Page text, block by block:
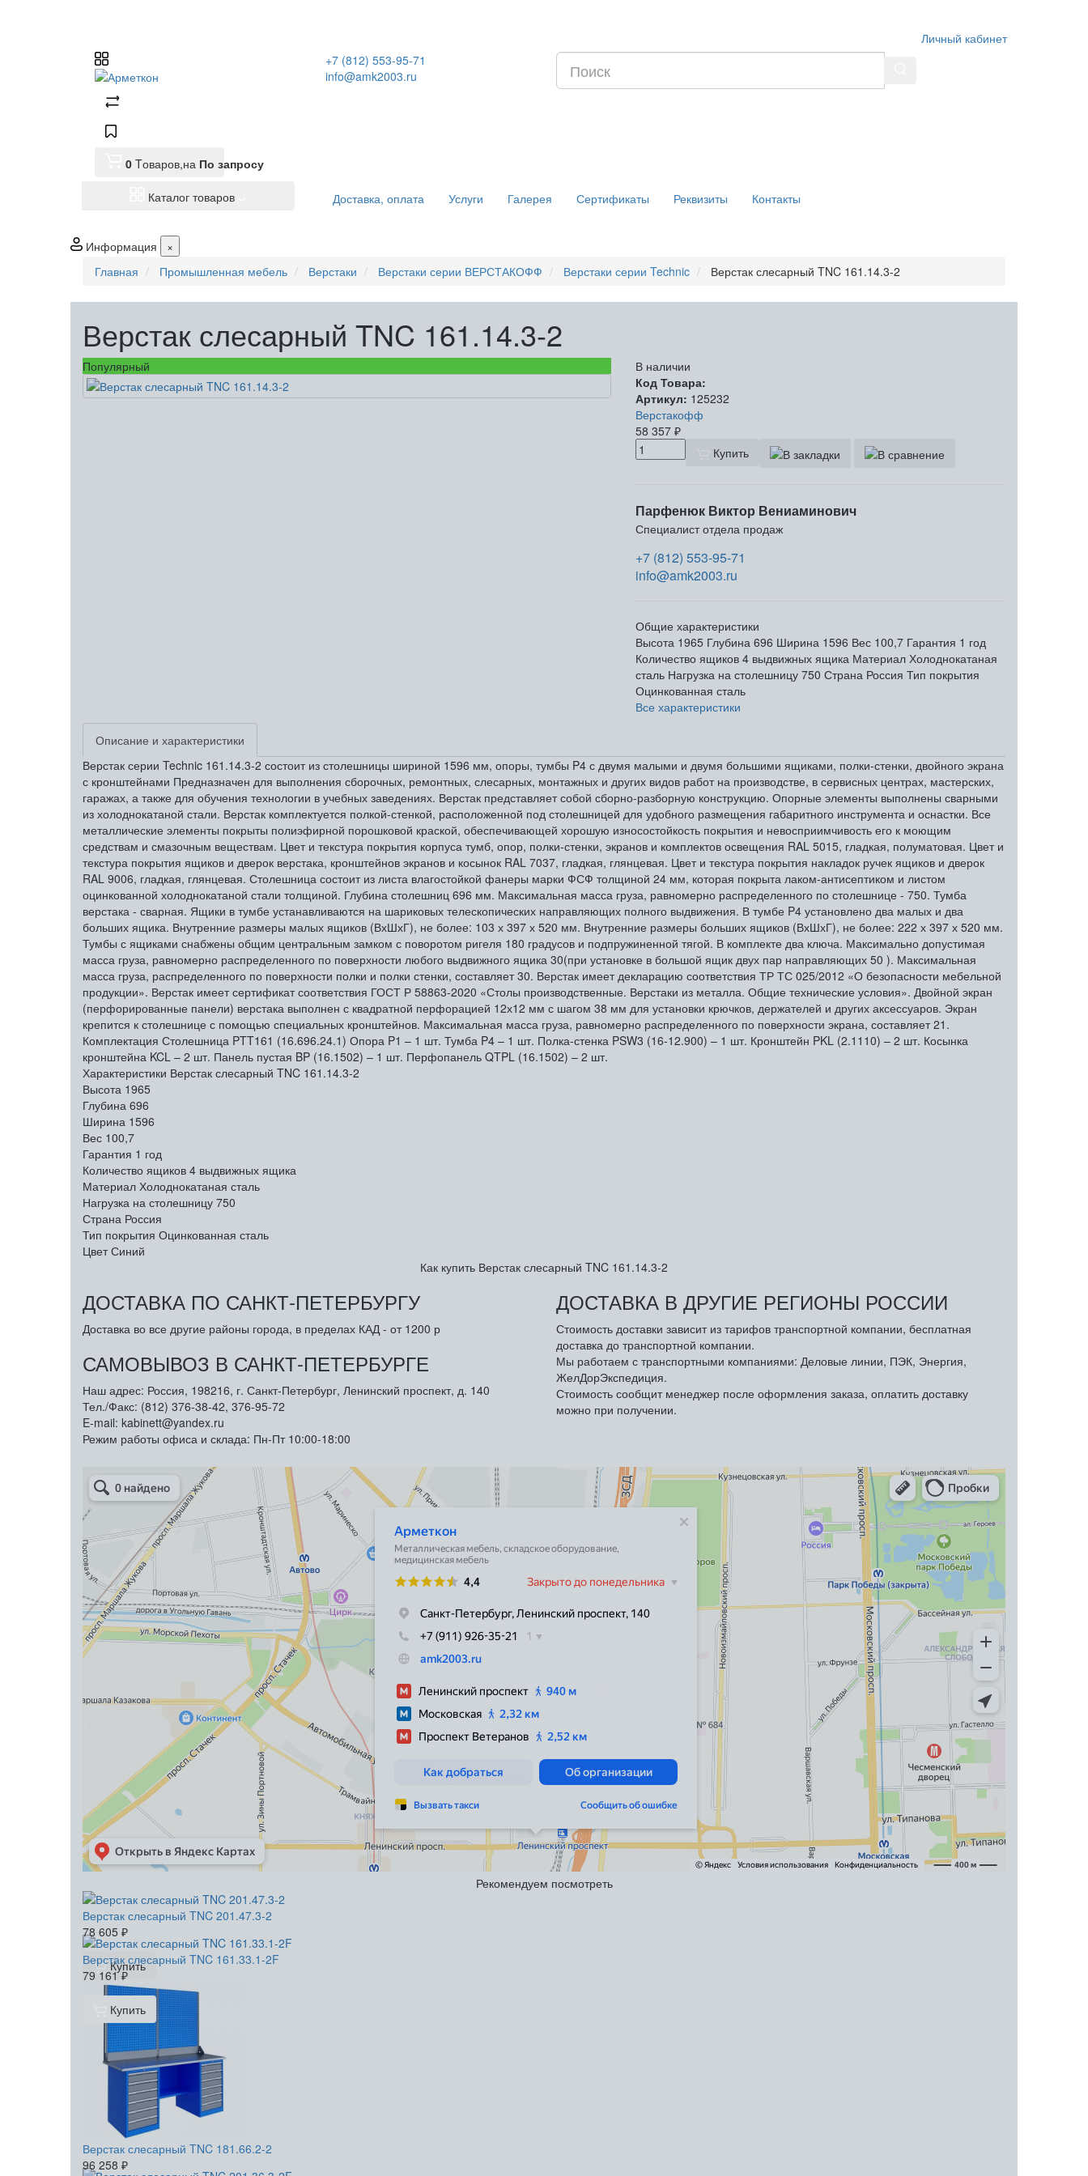
Личный кабинет
+7 (812) 553-95-71
info@amk2003.ru
0 Tоваров,на По запросу
Каталог товаров Доставка, оплата Услуги Галерея Сертификаты Реквизиты Контакты
Информация
×
Главная
Промышленная мебель Верстаки Верстаки серии ВЕРСТАКОФФ Верстаки серии Technic Верстак слесарный TNC 161.14.3-2
Верстак слесарный TNC 161.14.3-2
Популярный
В наличии
Код Товара:
Артикул: 125232
Верстакофф
58 357₽
Купить
Парфенюк Виктор Вениаминович
Специалист отдела продаж
+7 (812) 553-95-71
info@amk2003.ru
Общие характеристики
Высота 1965 Глубина 696 Ширина 1596 Вес 100,7 Гарантия 1 год
Количество ящиков 4 выдвижных ящика Материал Холоднокатаная
сталь Нагрузка на столешницу 750 Страна Россия Тип покрытия
Оцинкованная сталь
Все характеристики
Описание и характеристики
Верстак серии Technic 161.14.3-2 состоит из столешницы шириной 1596 мм, опоры, тумбы P4 с двумя малыми и двумя большими ящиками, полки-стенки, двойного экрана
с кронштейнами Предназначен для выполнения сборочных, ремонтных, слесарных, монтажных и других видов работ на производстве, в сервисных центрах, мастерских,
гаражах, а также для обучения технологии в учебных заведениях. Верстак представляет собой сборно-разборную конструкцию. Опорные элементы выполнены сварными
из холоднокатаной стали. Верстак комплектуется полкой-стенкой, расположенной под столешницей для удобного размещения габаритного инструмента и оснастки. Все
металлические элементы покрыты полиэфирной порошковой краской, обеспечивающей хорошую износостойкость покрытия и невосприимчивость его к моющим
средствам и смазочным веществам. Цвет и текстура покрытия корпуса тумб, опор, полки-стенки, экранов и комплектов освещения RAL 5015, гладкая, полуматовая. Цвет и
текстура покрытия ящиков и дверок верстака, кронштейнов экранов и косынок RAL 7037, гладкая, глянцевая. Цвет и текстура покрытия накладок ручек ящиков и дверок
RAL 9006, гладкая, глянцевая. Столешница состоит из листа влагостойкой фанеры марки ФСФ толщиной 24 мм, которая покрыта лаком-антисептиком и листом
оцинкованной холоднокатаной стали толщиной. Глубина столешниц 696 мм. Максимальная масса груза, равномерно распределенного по столешнице - 750. Тумба
верстака - сварная. Ящики в тумбе устанавливаются на шариковых телескопических направляющих полного выдвижения. В тумбе P4 установлено два малых и два
больших ящика. Внутренние размеры малых ящиков (ВхШхГ), не более: 103 х 397 х 520 мм. Внутренние размеры больших ящиков (ВхШхГ), не более: 222 х 397 х 520 мм.
Тумбы с ящиками снабжены общим центральным замком с поворотом ригеля 180 градусов и подпружиненной тягой. В комплекте два ключа. Максимально допустимая
масса груза, равномерно распределенного по поверхности любого выдвижного ящика 30(при установке в большой ящик двух пар направляющих 50 ). Максимальная
масса груза, распределенного по поверхности полки и полки стенки, составляет 30. Верстак имеет декларацию соответствия ТР ТС 025/2012 «О безопасности мебельной
продукции». Верстак имеет сертификат соответствия ГОСТ Р 58863-2020 «Столы производственные. Верстаки из металла. Общие технические условия». Двойной экран
(перфорированные панели) верстака выполнен с квадратной перфорацией 12х12 мм с шагом 38 мм для установки крючков, держателей и других аксессуаров. Экран
крепится к столешнице с помощью специальных кронштейнов. Максимальная масса груза, равномерно распределенного по поверхности экрана, составляет 21.
Комплектация Столешница PTT161 (16.696.24.1) Опора P1 – 1 шт. Тумба P4 – 1 шт. Полка-стенка PSW3 (16-12.900) – 1 шт. Кронштейн PKL (2.1110) – 2 шт. Косынка
кронштейна KCL – 2 шт. Панель пустая BP (16.1502) – 1 шт. Перфопанель QTPL (16.1502) – 2 шт.
Характеристики Верстак слесарный TNC 161.14.3-2
Высота 1965
Глубина 696
Ширина 1596
Вес 100,7
Гарантия 1 год
Количество ящиков 4 выдвижных ящика
Материал Холоднокатаная сталь
Нагрузка на столешницу 750
Страна Россия
Тип покрытия Оцинкованная сталь
Цвет Синий
Как купить Верстак слесарный TNC 161.14.3-2
ДОСТАВКА ПО САНКТ-ПЕТЕРБУРГУ
Доставка во все другие районы города, в пределах КАД - от 1200 р
САМОВЫВОЗ В САНКТ-ПЕТЕРБУРГЕ
Наш адрес: Россия, 198216, г. Санкт-Петербург, Ленинский проспект, д. 140
Тел./Факс: (812) 376-38-42, 376-95-72
E-mail: kabinett@yandex.ru
Режим работы офиса и склада: Пн-Пт 10:00-18:00
ДОСТАВКА В ДРУГИЕ РЕГИОНЫ РОССИИ
Стоимость доставки зависит из тарифов транспортной компании, бесплатная
доставка до транспортной компании.
Мы работаем с транспортными компаниями: Деловые линии, ПЭК, Энергия,
ЖелДорЭкспедиция.
Стоимость сообщит менеджер после оформления заказа, оплатить доставку
можно при получении.
Металлическая мебель в Санкт‑Петербурге
Торговое оборудование в Санкт‑Петербурге
Рекомендуем посмотреть
Верстак слесарный TNC 201.47.3-2
78 605 ₽
Купить
Верстак слесарный TNC 161.33.1-2F
79 161₽
Купить
Верстак слесарный TNC 181.66.2-2
96 258 ₽